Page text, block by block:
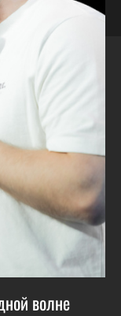
волне